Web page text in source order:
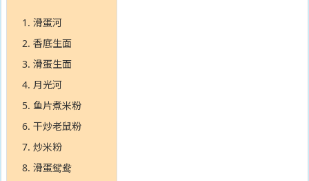
1. 滑蛋河
2. 香底生面
3. 滑蛋生面
4. 月光河
5. 鱼片煮米粉
6. 干炒老鼠粉
7. 炒米粉
8. 滑蛋鸳鸯